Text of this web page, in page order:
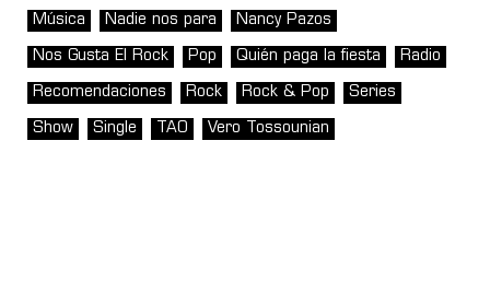
Música Nadie nos para Nancy Pazos
Nos Gusta El Rock Pop Quién paga la fiesta Radio
Recomendaciones Rock Rock & Pop Series
Show Single TAO Vero Tossounian